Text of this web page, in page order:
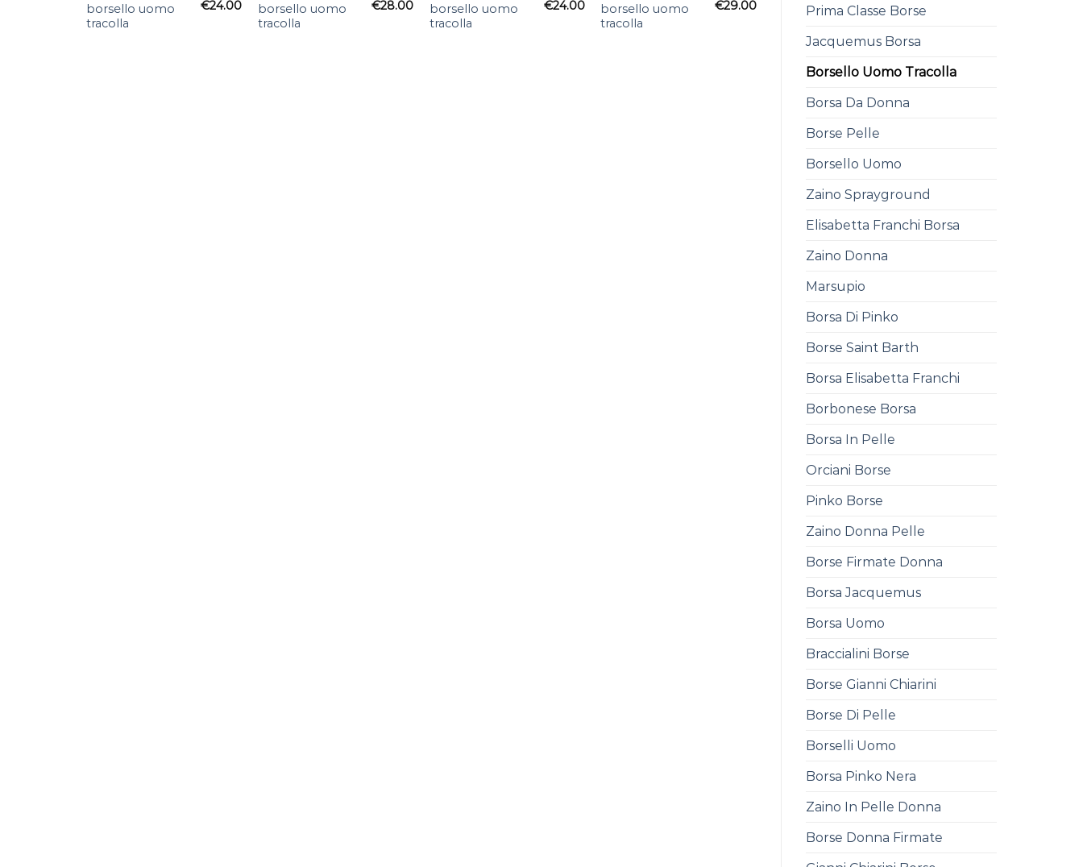
Prima Classe Borse
Jacquemus Borsa
Borsello Uomo Tracolla
Borsa Da Donna
Borse Pelle
Borsello Uomo
Zaino Sprayground
Elisabetta Franchi Borsa
Zaino Donna
Marsupio
Borsa Di Pinko
Borse Saint Barth
Borsa Elisabetta Franchi
Borbonese Borsa
Borsa In Pelle
Orciani Borse
Pinko Borse
Zaino Donna Pelle
Borse Firmate Donna
Borsa Jacquemus
Borsa Uomo
Braccialini Borse
Borse Gianni Chiarini
Borse Di Pelle
Borselli Uomo
Borsa Pinko Nera
Zaino In Pelle Donna
Borse Donna Firmate
borsello uomo
tracolla
€24.00
borsello uomo
tracolla
€28.00
borsello uomo
tracolla
€24.00
borsello uomo
tracolla
€29.00